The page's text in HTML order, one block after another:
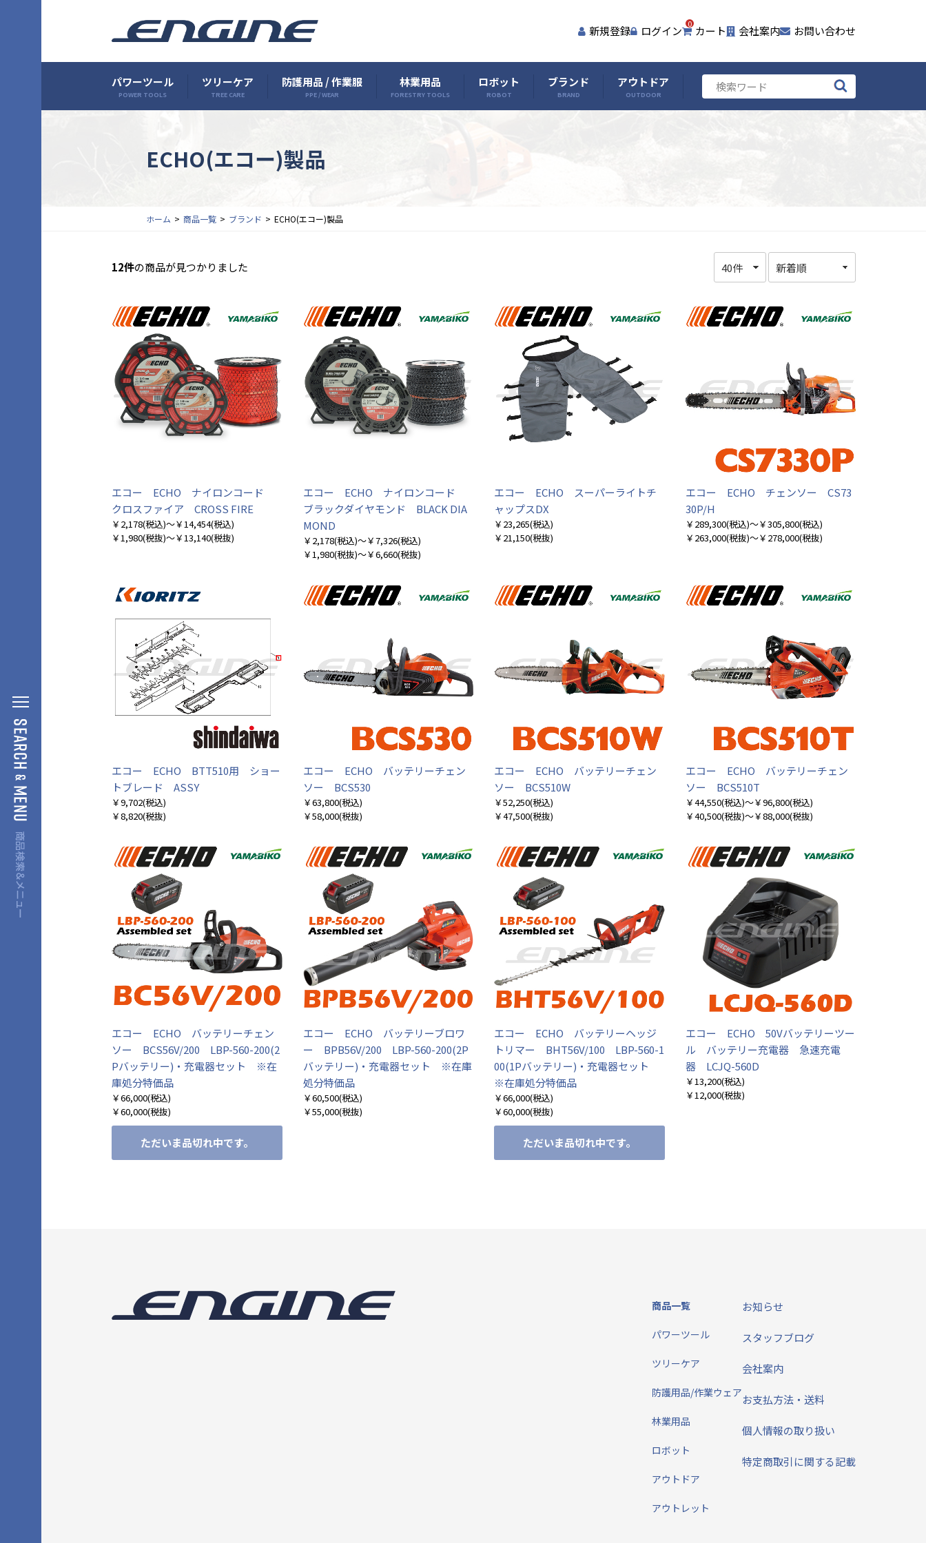
新規登録 ログイン 0 カート 会社案内 お問い合わせ
パワーツール
POWER TOOLS
ツリーケア
TREE CARE
防護用品 / 作業服
PPE / WEAR
林業用品
FORESTRY TOOLS
ロボット
ROBOT
ブランド
BRAND
アウトドア
OUTDOOR
ECHO(エコー)製品
ホーム 商品一覧 ブランド ECHO(エコー)製品
12件の商品が見つかりました
エコー ECHO ナイロンコード
クロスファイア CROSS FIRE
￥2,178(税込)～￥14,454(税込)
￥1,980(税抜)～￥13,140(税抜)
エコー ECHO ナイロンコード
ブラックダイヤモンド BLACK DIA
MOND
￥2,178(税込)～￥7,326(税込)
￥1,980(税抜)～￥6,660(税抜)
エコー ECHO スーパーライトチ
ャップスDX
￥23,265(税込)
￥21,150(税抜)
エコー ECHO チェンソー CS73
30P/H
￥289,300(税込)～￥305,800(税込)
￥263,000(税抜)～￥278,000(税抜)
エコー ECHO BTT510用 ショー
トブレード ASSY
￥9,702(税込)
￥8,820(税抜)
エコー ECHO バッテリーチェン
ソー BCS530
￥63,800(税込)
￥58,000(税抜)
エコー ECHO バッテリーチェン
ソー BCS510W
￥52,250(税込)
￥47,500(税抜)
エコー ECHO バッテリーチェン
ソー BCS510T
￥44,550(税込)～￥96,800(税込)
￥40,500(税抜)～￥88,000(税抜)
エコー ECHO バッテリーチェン
ソー BCS56V/200 LBP-560-200(2
Pバッテリー)・充電器セット ※在
庫処分特価品
￥66,000(税込)
￥60,000(税抜)
ただいま品切れ中です。
エコー ECHO バッテリーブロワ
ー BPB56V/200 LBP-560-200(2P
バッテリー)・充電器セット ※在庫
処分特価品
￥60,500(税込)
￥55,000(税抜)
エコー ECHO バッテリーヘッジ
トリマー BHT56V/100 LBP-560-1
00(1Pバッテリー)・充電器セット
※在庫処分特価品
￥66,000(税込)
￥60,000(税抜)
ただいま品切れ中です。
エコー ECHO 50Vバッテリーツー
ル バッテリー充電器 急速充電
器 LCJQ-560D
￥13,200(税込)
￥12,000(税抜)
カートへ進む
商品一覧
パワーツール
ツリーケア
防護用品/作業ウェア
林業用品
ロボット
アウトドア
アウトレット
お知らせ
スタッフブログ
会社案内
お支払方法・送料
個人情報の取り扱い
特定商取引に関する記載